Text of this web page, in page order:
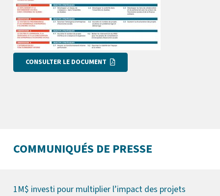
CONSULTER LE DOCUMENT
COMMUNIQUÉS DE PRESSE
1M$ investi pour multiplier l’impact des projets